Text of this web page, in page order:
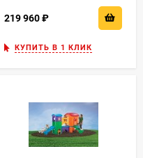
219 960
КУПИТЬ В 1 КЛИК